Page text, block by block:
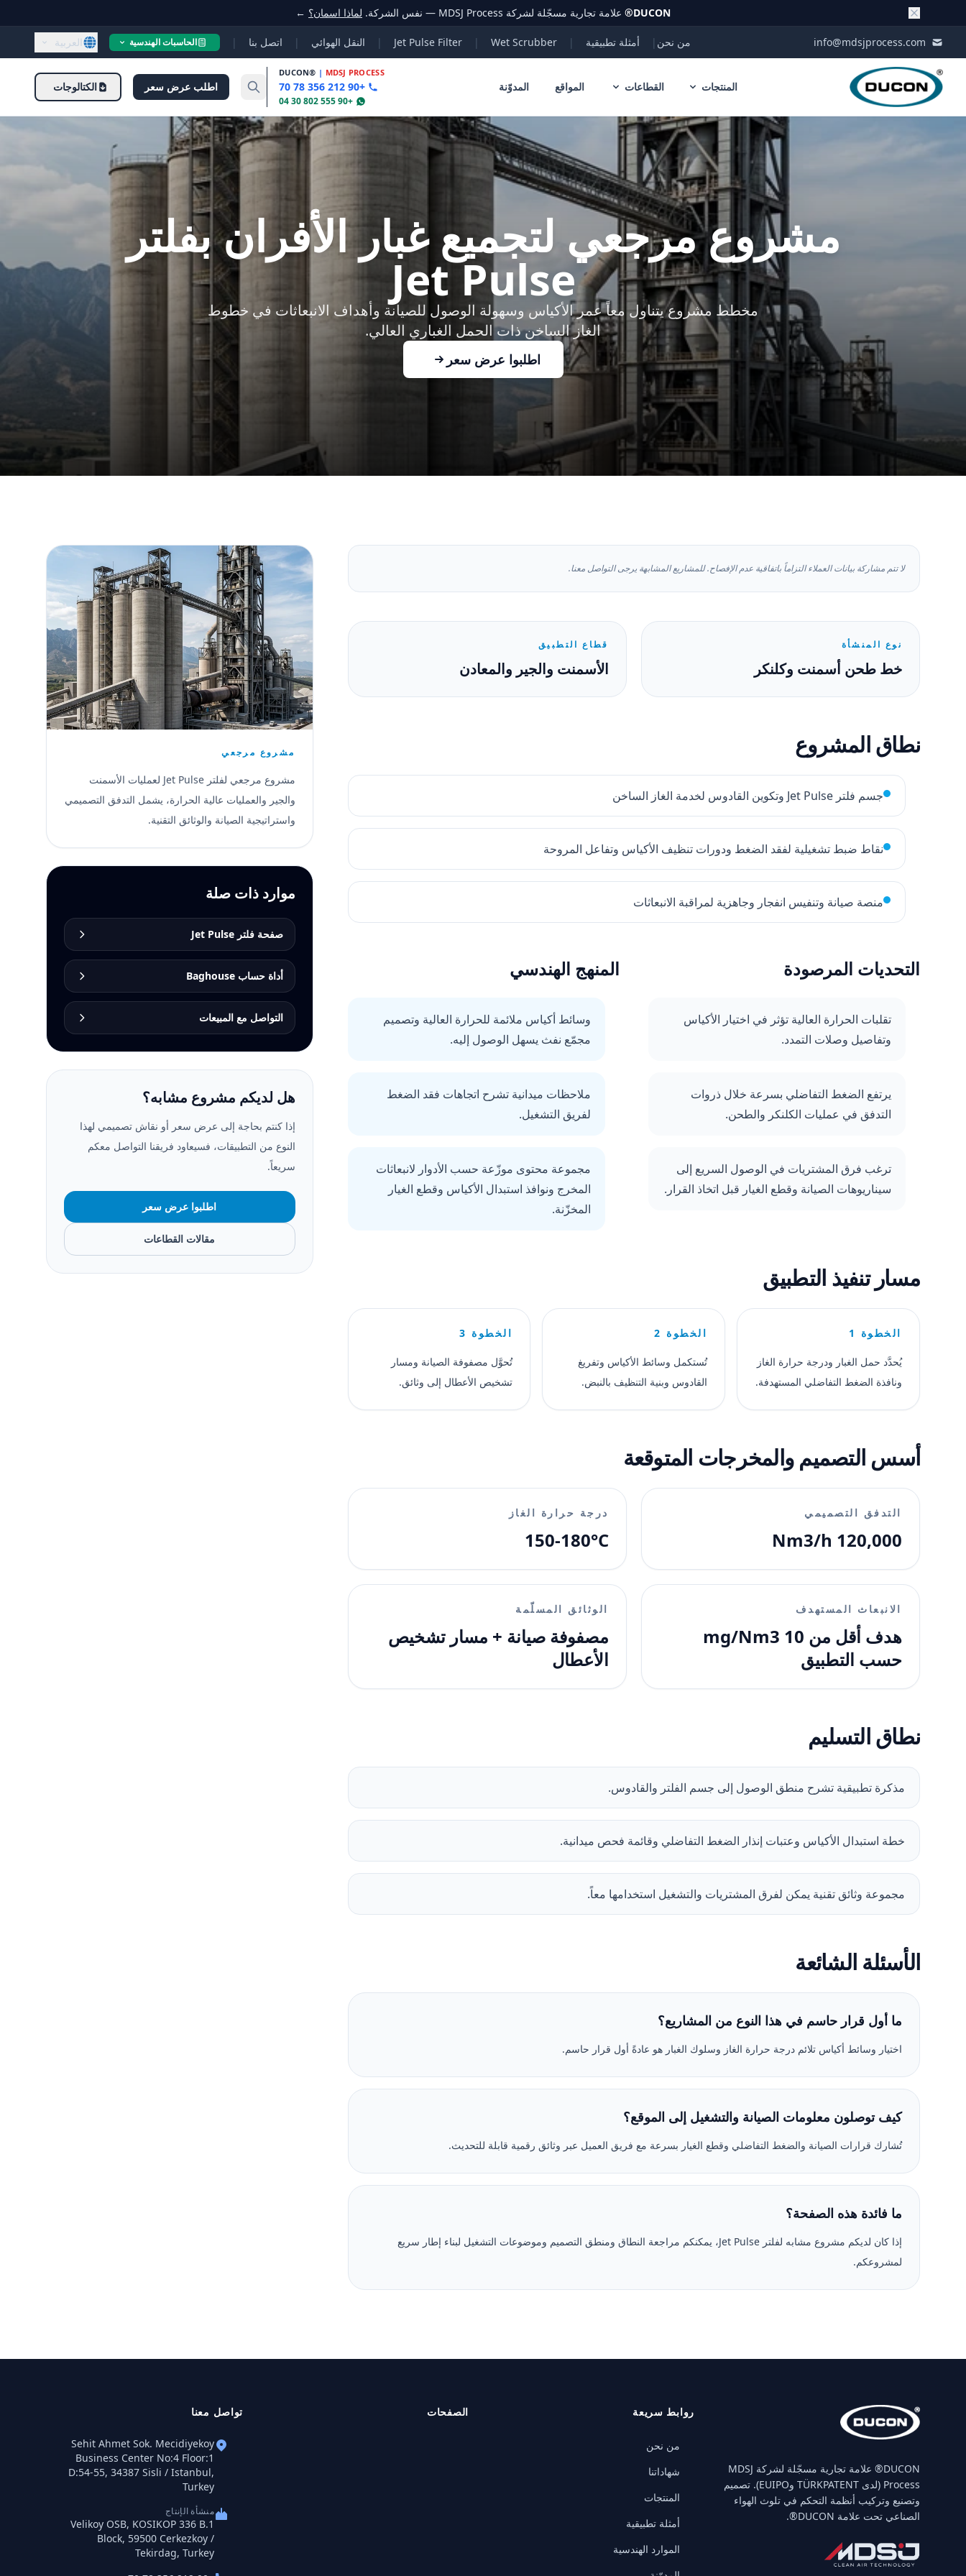
DUCON
® علامة تجارية مسجّلة لشركة MDSJ Process — نفس الشركة. لماذا اسمان؟ ←
info@mdsjprocess.com من نحن | أمثلة تطبيقية |
Wet Scrubber
|
Jet Pulse Filter
| النقل الهوائي | اتصل بنا | الحاسبات الهندسية العربية
المنتجات القطاعات المواقع المدوّنة
DUCON® | MDSJ PROCESS
+90 212 356 78 70
+90 555 802 30 04
اطلب عرض سعر الكتالوجات
مشروع مرجعي لتجميع غبار الأفران بفلتر
Jet Pulse
مخطط مشروع يتناول معاً عمر الأكياس وسهولة الوصول للصيانة وأهداف الانبعاثات في خطوط
الغاز الساخن ذات الحمل الغباري العالي.
اطلبوا عرض سعر
لا تتم مشاركة بيانات العملاء التزاماً باتفاقية عدم الإفصاح. للمشاريع المشابهة يرجى التواصل معنا.
نوع المنشأة
خط طحن أسمنت وكلنكر
قطاع التطبيق
الأسمنت والجير والمعادن
نطاق المشروع
جسم فلتر Jet Pulse وتكوين القادوس لخدمة الغاز الساخن
نقاط ضبط تشغيلية لفقد الضغط ودورات تنظيف الأكياس وتفاعل المروحة
منصة صيانة وتنفيس انفجار وجاهزية لمراقبة الانبعاثات
التحديات المرصودة
تقلبات الحرارة العالية تؤثر في اختيار الأكياس
وتفاصيل وصلات التمدد.
يرتفع الضغط التفاضلي بسرعة خلال ذروات
التدفق في عمليات الكلنكر والطحن.
ترغب فرق المشتريات في الوصول السريع إلى
سيناريوهات الصيانة وقطع الغيار قبل اتخاذ القرار.
المنهج الهندسي
وسائط أكياس ملائمة للحرارة العالية وتصميم
مجمّع نفث يسهل الوصول إليه.
ملاحظات ميدانية تشرح اتجاهات فقد الضغط
لفريق التشغيل.
مجموعة محتوى موزّعة حسب الأدوار لانبعاثات
المخرج ونوافذ استبدال الأكياس وقطع الغيار
المخزّنة.
مسار تنفيذ التطبيق
الخطوة 1
يُحدَّد حمل الغبار ودرجة حرارة الغاز
ونافذة الضغط التفاضلي المستهدفة.
الخطوة 2
تُستكمل وسائط الأكياس وتفريغ
القادوس وبنية التنظيف بالنبض.
الخطوة 3
تُحوَّل مصفوفة الصيانة ومسار
تشخيص الأعطال إلى وثائق.
أسس التصميم والمخرجات المتوقعة
التدفق التصميمي
120,000 Nm3/h
درجة حرارة الغاز
150-180°C
الانبعاث المستهدف
هدف أقل من 10 mg/Nm3
حسب التطبيق
الوثائق المسلّمة
مصفوفة صيانة + مسار تشخيص
الأعطال
نطاق التسليم
مذكرة تطبيقية تشرح منطق الوصول إلى جسم الفلتر والقادوس.
خطة استبدال الأكياس وعتبات إنذار الضغط التفاضلي وقائمة فحص ميدانية.
مجموعة وثائق تقنية يمكن لفرق المشتريات والتشغيل استخدامها معاً.
الأسئلة الشائعة
ما أول قرار حاسم في هذا النوع من المشاريع؟
اختيار وسائط أكياس تلائم درجة حرارة الغاز وسلوك الغبار هو عادةً أول قرار حاسم.
كيف توصلون معلومات الصيانة والتشغيل إلى الموقع؟
تُشارك قرارات الصيانة والضغط التفاضلي وقطع الغيار بسرعة مع فريق العميل عبر وثائق رقمية قابلة للتحديث.
ما فائدة هذه الصفحة؟
إذا كان لديكم مشروع مشابه لفلتر Jet Pulse، يمكنكم مراجعة النطاق ومنطق التصميم وموضوعات التشغيل لبناء إطار سريع
لمشروعكم.
مشروع مرجعي
مشروع مرجعي لفلتر Jet Pulse لعمليات الأسمنت
والجير والعمليات عالية الحرارة، يشمل التدفق التصميمي
واستراتيجية الصيانة والوثائق التقنية.
موارد ذات صلة
صفحة فلتر Jet Pulse
أداة حساب Baghouse
التواصل مع المبيعات
هل لديكم مشروع مشابه؟
إذا كنتم بحاجة إلى عرض سعر أو نقاش تصميمي لهذا
النوع من التطبيقات، فسيعاود فريقنا التواصل معكم
سريعاً.
اطلبوا عرض سعر
مقالات القطاعات
‏DUCON® علامة تجارية مسجّلة لشركة MDSJ
Process (لدى TÜRKPATENT وEUIPO). تصميم
وتصنيع وتركيب أنظمة التحكم في تلوث الهواء
الصناعي تحت علامة DUCON®.
روابط سريعة
من نحن
شهاداتنا
المنتجات
أمثلة تطبيقية
الموارد الهندسية
الصفحات تواصل معنا
Sehit Ahmet Sok. Mecidiyekoy
Business Center No:4 Floor:1
D:54-55, 34387 Sisli / Istanbul,
Turkey
منشأة الإنتاج
Velikoy OSB, KOSIKOP 336 B.1
Block, 59500 Cerkezkoy /
Tekirdag, Turkey